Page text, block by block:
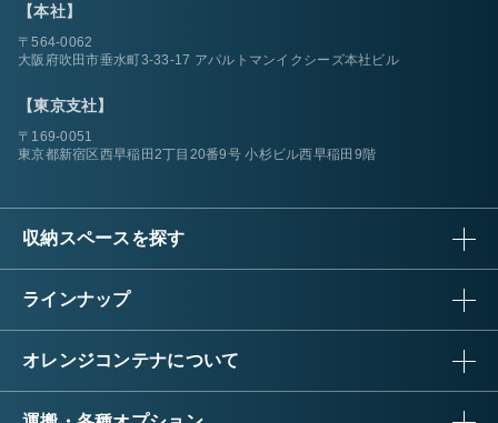
【本社】
〒564-0062
大阪府吹田市垂水町3-33-17 アパルトマンイクシーズ本社ビル
【東京支社】
〒169-0051
東京都新宿区西早稲田2丁目20番9号 小杉ビル西早稲田9階
収納スペースを探す
ラインナップ
オレンジコンテナについて